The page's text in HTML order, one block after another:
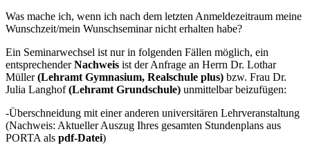
Was mache ich, wenn ich nach dem letzten Anmeldezeitraum meine
Wunschzeit/mein Wunschseminar nicht erhalten habe?
Ein Seminarwechsel ist nur in folgenden Fällen möglich, ein
entsprechenderNachweis ist der Anfrage an Herrn Dr. Lothar
Müller(Lehramt Gymnasium, Realschule plus) bzw. Frau Dr.
Julia Langhof(Lehramt Grundschule) unmittelbar beizufügen:
-Überschneidung mit einer anderen universitären Lehrveranstaltung
(Nachweis: Aktueller Auszug Ihres gesamten Stundenplans aus
PORTA als pdf-Datei)